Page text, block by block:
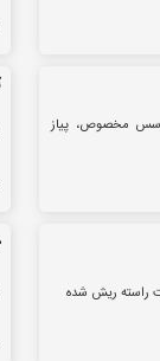
2عدد پنیر گودا، سس مخصوص، پیاز
راسته ریش شده